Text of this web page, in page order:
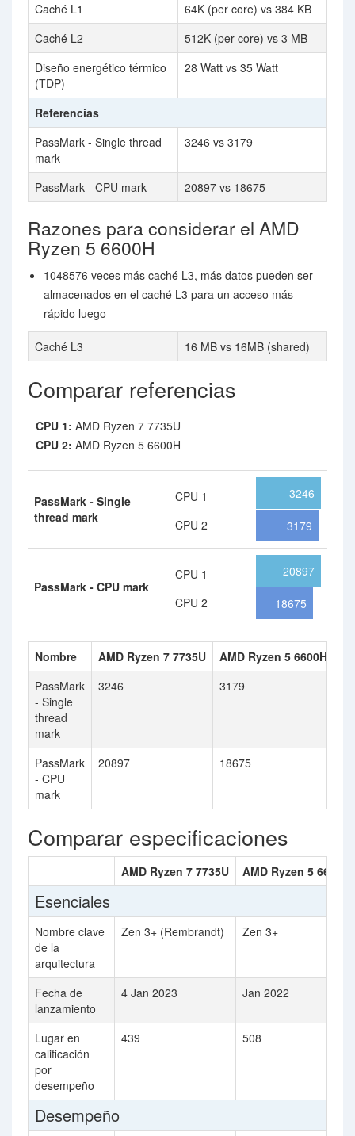
Caché L1
64K (per core) vs 384 KB
Caché L2
512K (per core) vs 3 MB
Diseño energético térmico
(TDP)
28 Watt vs 35 Watt
Referencias
PassMark - Single thread
mark
3246 vs 3179
PassMark - CPU mark 20897 vs 18675
Razones para considerar el AMD
Ryzen 5 6600H
1048576 veces más caché L3, más datos pueden ser
almacenados en el caché L3 para un acceso más
rápido luego
Caché L3 16 MB vs 16MB (shared)
Comparar referencias
CPU 1: AMD Ryzen 7 7735U
CPU 2: AMD Ryzen 5 6600H
PassMark - Single
thread mark
CPU 1
CPU 2
3246
3179
PassMark - CPU mark
CPU 1
CPU 2
20897
18675
Nombre AMD Ryzen 7 7735U
AMD Ryzen 5 6600H
PassMark
- Single
thread
mark
3246 3179
PassMark
- CPU
mark
20897 18675
Comparar especificaciones
AMD Ryzen 7 7735U AMD Ryzen 5 6600H
Esenciales
Nombre clave
de la
arquitectura
Zen 3+ (Rembrandt) Zen 3+
Fecha de
lanzamiento
4 Jan 2023 Jan 2022
Lugar en
calificación
por
desempeño
439 508
Desempeño